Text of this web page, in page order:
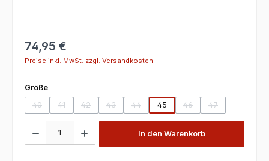
74,95 €
Preise inkl. MwSt. zzgl. Versandkosten
Größeauswählen
40
(Diese Option ist zurzeit nicht verfügbar.)
41
(Diese Option ist zurzeit nicht verfügbar.)
42
(Diese Option ist zurzeit nicht verfügbar.)
43
(Diese Option ist zurzeit nicht verfügbar.)
44
(Diese Option ist zurzeit nicht
45 46
(Diese Option ist
47
(Diese Option
In den Warenkorb